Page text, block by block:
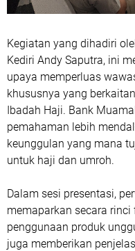
Kegiatan yang dihadiri
Kediri Andy Saputra, ini
upaya memperluas
khususnya yang
Ibadah Haji. Bank
pemahaman lebih
keunggulan yang mana
untuk haji dan umroh.
Dalam sesi presentasi,
memaparkan secara
penggunaan produk
juga memberikan